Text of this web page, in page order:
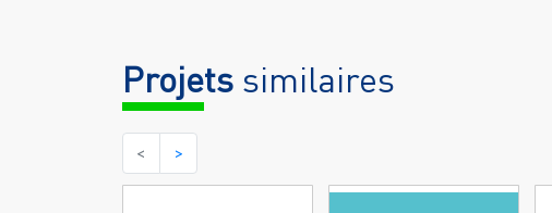
Projets similaires
< >